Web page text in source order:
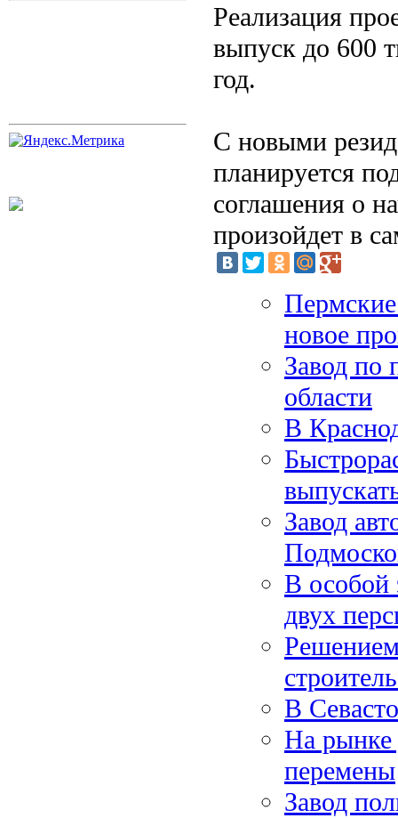
Реализация
выпуск до 600
год.
С новыми
планируется
соглашения о
произойдет в
новое
Завод по
области
В
Завод
В особой
двух
В
На рынке
перемены
Завод